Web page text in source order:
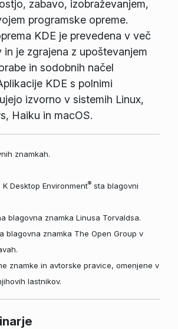
zabavo, izobraževanjem,
programske opreme.
KDE je prevedena v več
je zgrajena z upoštevanjem
in sodobnih načel
KDE s polnimi
izvorno v sistemih Linux,
Haiku in macOS.
znamkah.
Desktop Environment®sta blagovni
blagovna znamka Linusa Torvaldsa.
blagovna znamka The Open Group v
znamke in avtorske pravice, omenjene v
lastnikov.